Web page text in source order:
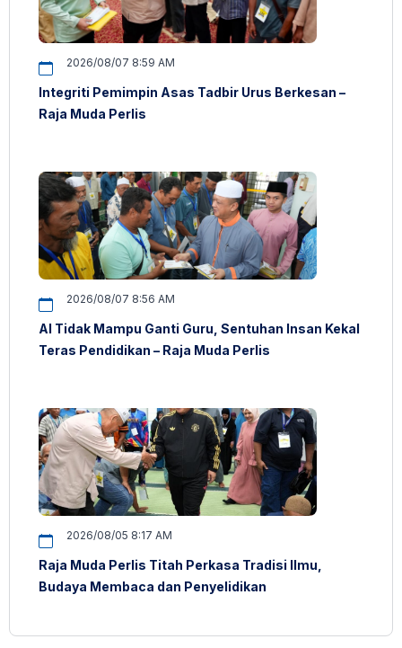
2026/08/07 8:59 AM
Integriti Pemimpin Asas Tadbir Urus Berkesan –
Raja Muda Perlis
2026/08/07 8:56 AM
AI Tidak Mampu Ganti Guru, Sentuhan Insan Kekal
Teras Pendidikan – Raja Muda Perlis
2026/08/05 8:17 AM
Raja Muda Perlis Titah Perkasa Tradisi Ilmu,
Budaya Membaca dan Penyelidikan